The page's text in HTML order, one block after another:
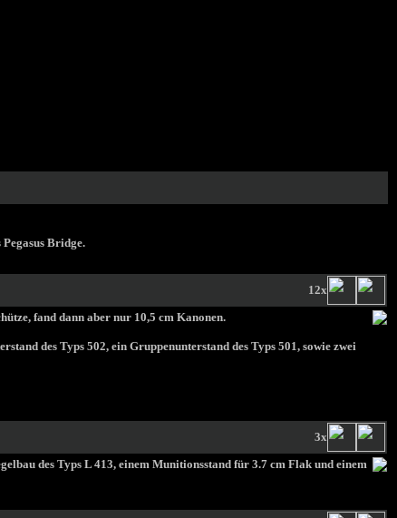
Bridge.
12x
fand dann aber nur 10,5 cm Kanonen.
des Typs 502, ein Gruppenunterstand des Typs 501, sowie zwei
3x
des Typs L 413, einem Munitionsstand für 3.7 cm Flak und einem